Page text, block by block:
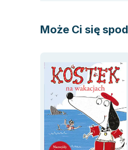
Może Ci się